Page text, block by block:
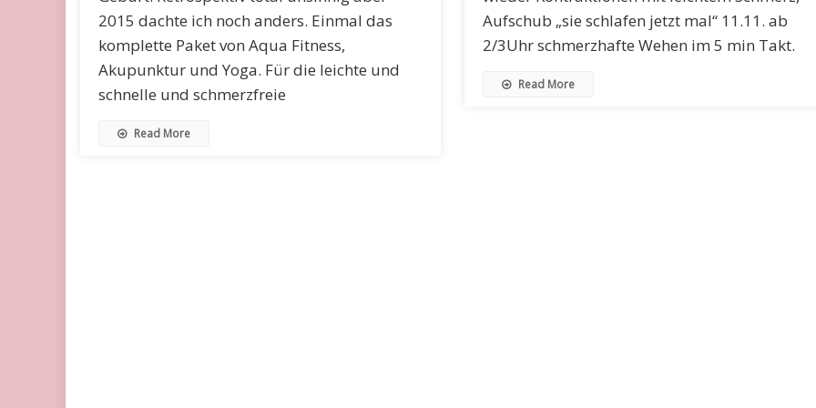
2015 dachte ich noch anders. Einmal das
komplette Paket von Aqua Fitness,
Akupunktur und Yoga. Für die leichte und
schnelle und schmerzfreie
Read More
Aufschub „sie schlafen jetzt mal“ 11.11. ab
2/3Uhr schmerzhafte Wehen im 5 min Takt.
Read More